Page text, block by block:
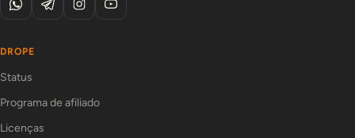
DROPE
Status
Programa de afiliado
Licenças